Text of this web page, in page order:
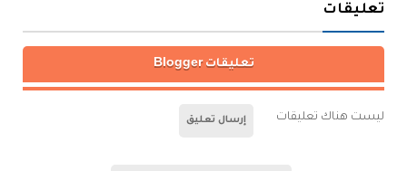
تعليقات
تعليقات Blogger
ليست هناك تعليقات إرسال تعليق